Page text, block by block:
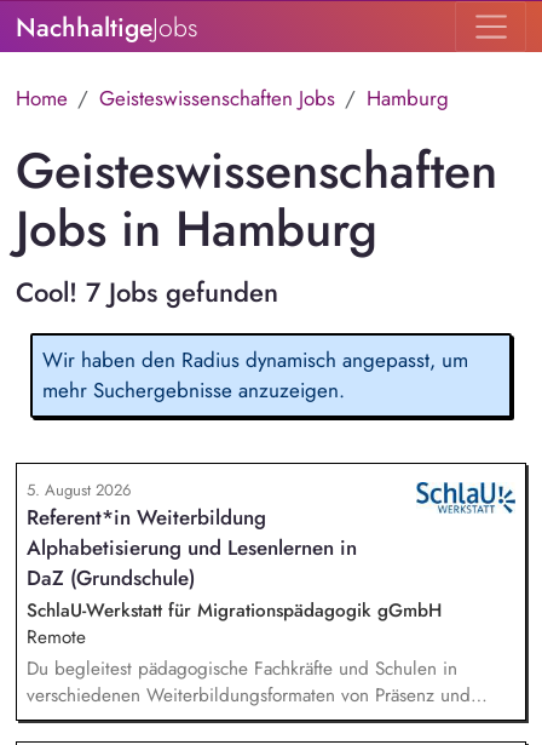
NachhaltigeJobs
Home Geisteswissenschaften Jobs Hamburg
Geisteswissenschaften
Jobs in Hamburg
Cool! 7 Jobs gefunden
Wir haben den Radius dynamisch angepasst, um
mehr Suchergebnisse anzuzeigen.
5. August 2026
Referent*in Weiterbildung
Alphabetisierung und Lesenlernen in
DaZ (Grundschule)
SchlaU-Werkstatt für Migrationspädagogik gGmbH
Remote
Du begleitest pädagogische Fachkräfte und Schulen in
verschiedenen Weiterbildungsformaten von Präsenz und
Online-Workshops bis hin zu pädogischen Tagen und erstellst